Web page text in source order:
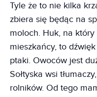
Tyle że to nie kilka
zbiera się będąc na
moloch. Huk, na
mieszkańcy, to
ptaki. Owoców jest
Sołtyska wsi
rolników. Od tego